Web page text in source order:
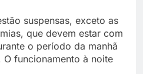
suspensas, exceto as
que devem estar com
o período da manhã
funcionamento à noite